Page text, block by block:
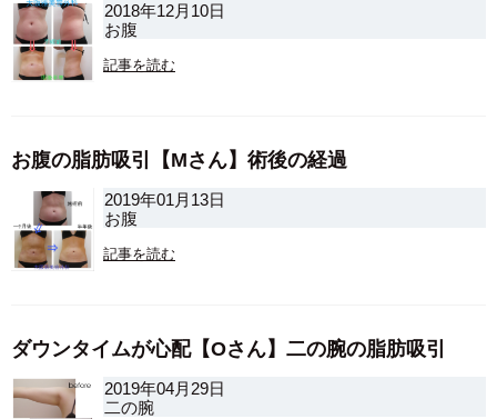
2018年12月10日
お腹
記事を読む
お腹の脂肪吸引【Mさん】術後の経過
2019年01月13日
お腹
記事を読む
ダウンタイムが心配【Oさん】二の腕の脂肪吸引
2019年04月29日
二の腕